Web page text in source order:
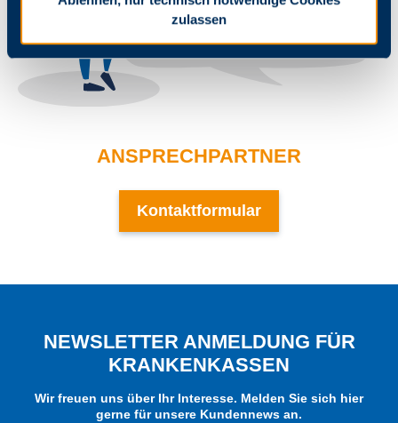
zulassen
ANSPRECHPARTNER
Kontaktformular
NEWSLETTER ANMELDUNG FÜR
KRANKENKASSEN
Wir freuen uns über Ihr Interesse. Melden Sie sich hier
gerne für unsere Kundennews an.